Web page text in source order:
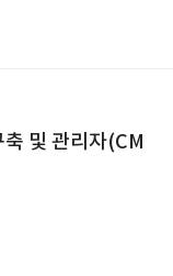
및 관리자(CM